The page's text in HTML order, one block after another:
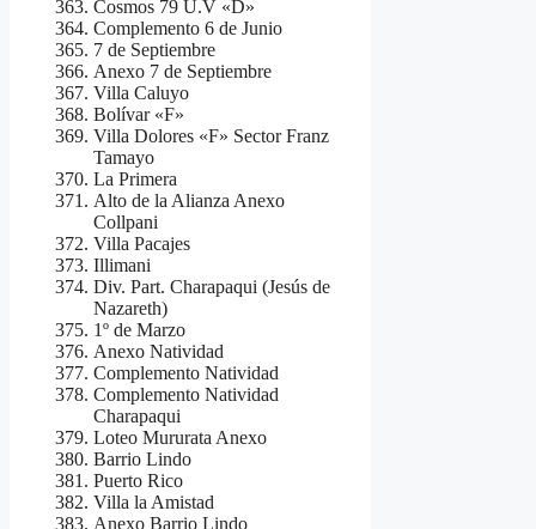
Cosmos 79 U.V «D»
Complemento 6 de Junio
7 de Septiembre
Anexo 7 de Septiembre
Villa Caluyo
Bolívar «F»
Villa Dolores «F» Sector Franz
Tamayo
La Primera
Alto de la Alianza Anexo
Collpani
Villa Pacajes
Illimani
Div. Part. Charapaqui (Jesús de
Nazareth)
1º de Marzo
Anexo Natividad
Complemento Natividad
Complemento Natividad
Charapaqui
Loteo Mururata Anexo
Barrio Lindo
Puerto Rico
Villa la Amistad
Anexo Barrio Lindo